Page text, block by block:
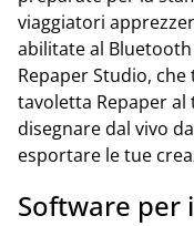
viaggiatori
abilitate al
Repaper Studio,
tavoletta Repaper
disegnare dal vivo
esportare le tue
Software per